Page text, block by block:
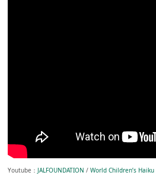
Youtube： JALFOUNDATION /World Children’s